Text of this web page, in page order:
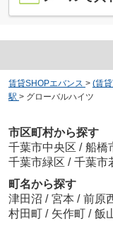
賃貸SHOPエバンス > (賃
駅 > グローバルハイツ
市区町村から探す
千葉市中央区 / 船橋
千葉市緑区 / 千葉市
町名から探す
津田沼 / 宮本 / 前原
村田町 / 矢作町 / 飯